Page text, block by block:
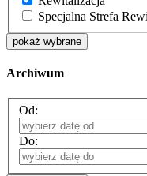
Specjalna Strefa
pokaż wybrane
Archiwum
Od:
Do: